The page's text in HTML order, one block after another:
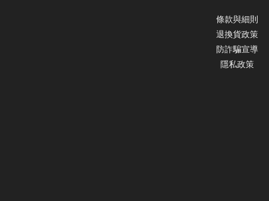
條款與細則
退換貨政策
防詐騙宣導
隱私政策